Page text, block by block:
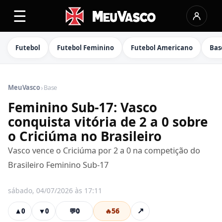
☰
Futebol Futebol Feminino Futebol Americano
MeuVasco›Base
Feminino Sub-17: Vasco
conquista vitória de 2 a 0 sobre
o Criciúma no Brasileiro
Vasco vence o Criciúma por 2 a 0 na competição do
Brasileiro Feminino Sub-17
sábado, 04/07/2026 às 17:11
▲0 ▼0 💬0 🔥56 ↗